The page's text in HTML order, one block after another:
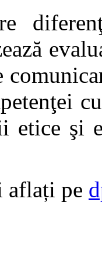
etice şi
aflați pe